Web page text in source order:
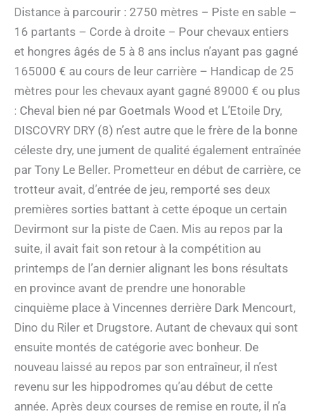
Distance à parcourir : 2750 mètres – Piste en sable –
16 partants – Corde à droite – Pour chevaux entiers
et hongres âgés de 5 à 8 ans inclus n’ayant pas gagné
165000 € au cours de leur carrière – Handicap de 25
mètres pour les chevaux ayant gagné 89000 € ou plus
: Cheval bien né par Goetmals Wood et L’Etoile Dry,
DISCOVRY DRY (8) n’est autre que le frère de la bonne
céleste dry, une jument de qualité également entraînée
par Tony Le Beller. Prometteur en début de carrière, ce
trotteur avait, d’entrée de jeu, remporté ses deux
premières sorties battant à cette époque un certain
Devirmont sur la piste de Caen. Mis au repos par la
suite, il avait fait son retour à la compétition au
printemps de l’an dernier alignant les bons résultats
en province avant de prendre une honorable
cinquième place à Vincennes derrière Dark Mencourt,
Dino du Riler et Drugstore. Autant de chevaux qui sont
ensuite montés de catégorie avec bonheur. De
nouveau laissé au repos par son entraîneur, il n’est
revenu sur les hippodromes qu’au début de cette
année. Après deux courses de remise en route, il n’a